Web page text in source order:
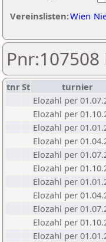
Vereinslisten:Wien
tnrSt turnier
Elozahl per
Elozahl per
Elozahl per
Elozahl per
Elozahl per
Elozahl per
Elozahl per
Elozahl per
Elozahl per
Elozahl per
Elozahl per